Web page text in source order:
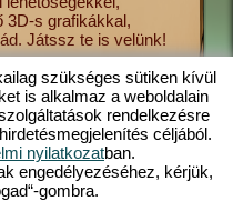
3D-s grafikákkal,
Játssz te is velünk!
a
törzsed
szükséges sütiken kívül
is alkalmaz a weboldalain
rendelkezésre
céljából.
nyilatkozatban.
engedélyezéséhez, kérjük,
gombra.